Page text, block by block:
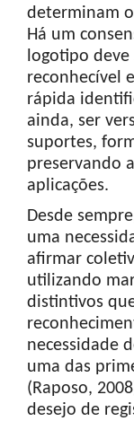
determinam
Há um
logotipo
reconhecível
rápida
ainda, ser
suportes,
preservando
aplicações.
Desde
uma
afirmar
utilizando
distintivos
necessidade
uma das
(Raposo,
desejo de